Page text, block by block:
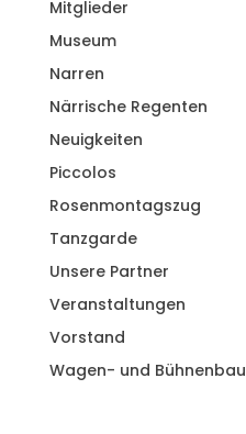
Mitglieder
Museum
Narren
Närrische Regenten
Neuigkeiten
Piccolos
Rosenmontagszug
Tanzgarde
Unsere Partner
Veranstaltungen
Vorstand
Wagen- und Bühnenbau